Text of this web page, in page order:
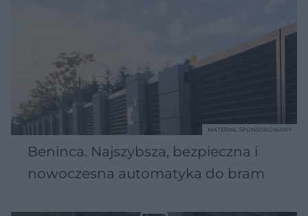
Beninca. Najszybsza, bezpieczna i
nowoczesna automatyka do bram
MATERIAŁ SPONSOROWANY